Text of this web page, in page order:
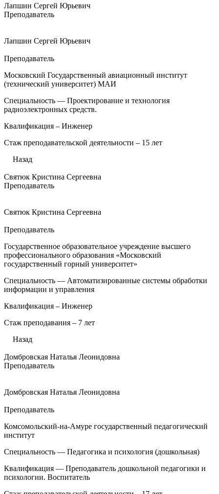
Лапшин Сергей Юрьевич
Преподаватель
Лапшин Сергей Юрьевич
Преподаватель
Московский Государственный авиационный институт
(технический университет) МАИ
Специальность — Проектирование и технология
радиоэлектронных средств.
Квалификация – Инженер
Стаж преподавательской деятельности – 15 лет
Назад
Святюк Кристина Сергеевна
Преподаватель
Святюк Кристина Сергеевна
Преподаватель
Государственное образовательное учреждение высшего
профессионального образования «Московский
государственный горный университет»
Специальность — Автоматизированные системы обработки
информации и управления
Квалификация – Инженер
Стаж преподавания – 7 лет
Назад
Домбровская Наталья Леонидовна
Преподаватель
Домбровская Наталья Леонидовна
Преподаватель
Комсомольский-на-Амуре государственный педагогический
институт
Специальность — Педагогика и психология (дошкольная)
Квалификация — Преподаватель дошкольной педагогики и
психологии. Воспитатель